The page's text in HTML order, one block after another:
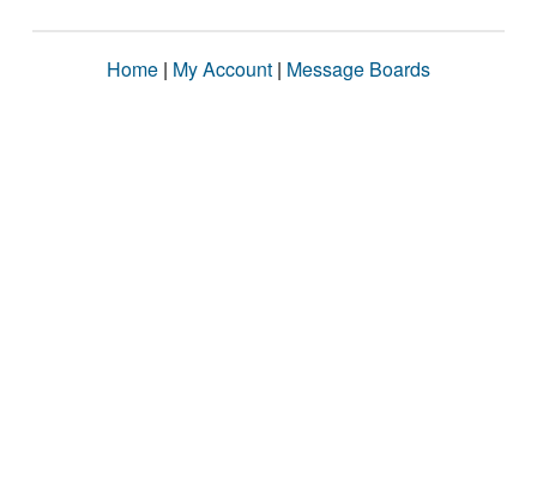
Home | My Account | Message Boards